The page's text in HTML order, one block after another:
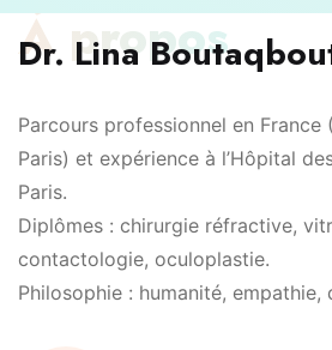
À propos
Dr. Lina
Parcours professionnel en France
Paris) et expérience à l’Hôpital
Paris.
Diplômes : chirurgie réfractive,
contactologie, oculoplastie.
Philosophie : humanité, empathie,